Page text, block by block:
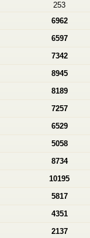
253
6962
6597
7342
8945
8189
7257
6529
5058
8734
10195
5817
4351
2137